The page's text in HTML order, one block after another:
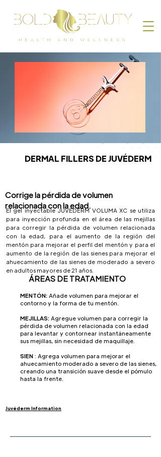
DERMAL FILLERS DE JUVÉDERM
El gel inyectable JUVÉDERM VOLUMA XC se utiliza
para inyección profunda en el área de las mejillas
para corregir la pérdida de volumen relacionada
con la edad, para el aumento de la región del
mentón para mejorar el perfil del mentón y para el
aumento de la región de las sienes para mejorar el
ahuecamiento de las sienes de moderado a severo
en adultos mayores de 21 años.
Corrige la pérdida de volumen
relacionada con la edad.
ÁREAS DE TRATAMIENTO
MENTÓN: Añade volumen para mejorar el
contorno y la forma de tu mentón.
MEJILLAS: Agregue volumen para corregir la
pérdida de volumen relacionada con la edad
para levantar y contornear instantáneamente
sus mejillas, sin necesidad de maquillaje.
SIEN : Agrega volumen para mejorar el
ahuecamiento moderado a severo de las sienes,
creando una transición suave desde el pómulo
hasta la frente.
Juvéderm Information